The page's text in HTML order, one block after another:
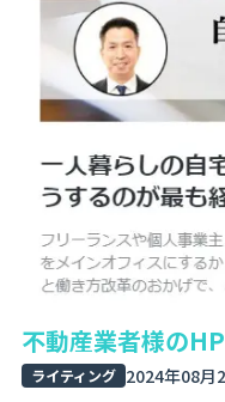
不動産業者様の
ライティング 2024年08月